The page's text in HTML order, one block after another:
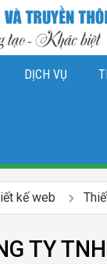
DỊCH VỤ
kế web
TY